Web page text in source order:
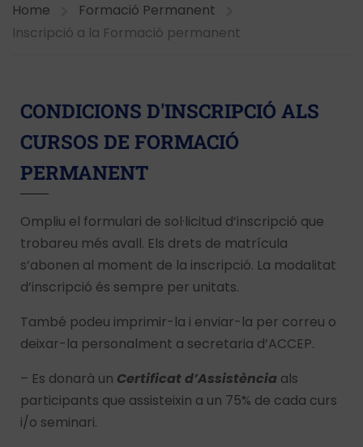
Home
Formació Permanent
Inscripció a la Formació permanent
CONDICIONS D'INSCRIPCIÓ ALS
CURSOS DE FORMACIÓ
PERMANENT
Ompliu el formulari de sol·licitud d’inscripció que
trobareu més avall. Els drets de matrícula
s’abonen al moment de la inscripció. La modalitat
d’inscripció és sempre per unitats.
També podeu imprimir-la i enviar-la per correu o
deixar-la personalment a secretaria d’ACCEP.
– Es donarà un Certificat d’Assistència als
participants que assisteixin a un 75% de cada curs
i/o seminari.